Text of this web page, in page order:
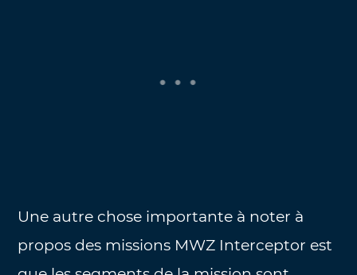
Une autre chose importante à noter à
propos des missions MWZ Interceptor est